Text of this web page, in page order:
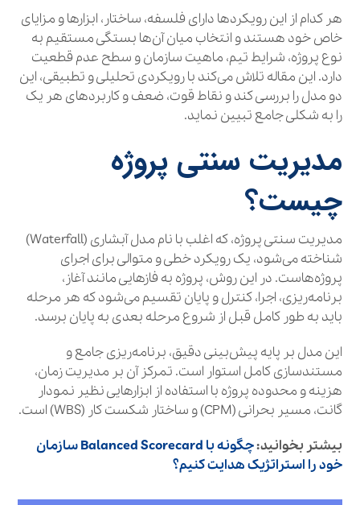
هر کدام از این رویکردها دارای فلسفه، ساختار، ابزارها و مزایای
خاص خود هستند و انتخاب میان آن‌ها بستگی مستقیم به
نوع پروژه، شرایط تیم، ماهیت سازمان و سطح عدم قطعیت
دارد. این مقاله تلاش می‌کند با رویکردی تحلیلی و تطبیقی، این
دو مدل را بررسی کند و نقاط قوت، ضعف و کاربردهای هر یک
را به شکلی جامع تبیین نماید.
مدیریت سنتی پروژه
چیست؟
مدیریت سنتی پروژه، که اغلب با نام مدل آبشاری (Waterfall)
شناخته می‌شود، یک رویکرد خطی و متوالی برای اجرای
پروژه‌هاست. در این روش، پروژه به فازهایی مانند آغاز،
برنامه‌ریزی، اجرا، کنترل و پایان تقسیم می‌شود که هر مرحله
باید به طور کامل قبل از شروع مرحله بعدی به پایان برسد.
این مدل بر پایه پیش‌بینی دقیق، برنامه‌ریزی جامع و
مستندسازی کامل استوار است. تمرکز آن بر مدیریت زمان،
هزینه و محدوده پروژه با استفاده از ابزارهایی نظیر نمودار
گانت، مسیر بحرانی (CPM) و ساختار شکست کار (WBS) است.
بیشتر بخوانید:
چگونه با Balanced Scorecard سازمان
خود را استراتژیک هدایت کنیم؟